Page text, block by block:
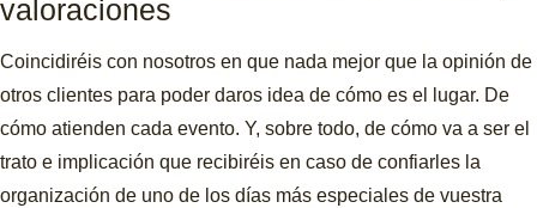
valoraciones
Coincidiréis con nosotros en que nada mejor que la opinión de
otros clientes para poder daros idea de cómo es el lugar. De
cómo atienden cada evento. Y, sobre todo, de cómo va a ser el
trato e implicación que recibiréis en caso de confiarles la
organización de uno de los días más especiales de vuestra